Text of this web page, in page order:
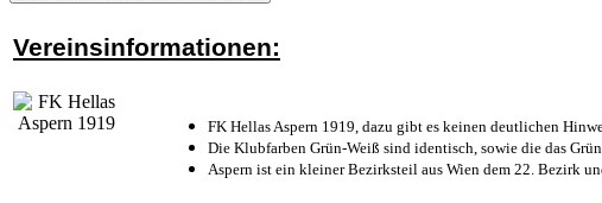
Vereinsinformationen:
FK Hellas Aspern 1919, dazu gibt es keinen deutlichen
Die Klubfarben Grün-Weiß sind identisch, sowie die das
Aspern ist ein kleiner Bezirksteil aus Wien dem 22. Bezirk